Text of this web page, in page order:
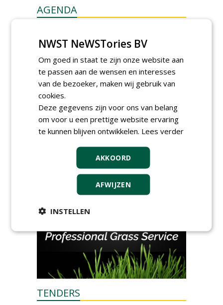
AGENDA
aanbesteden van duurzame
woensdag 23 september 2026
t/m dinsdag 29 september 2026
Nationale Grasdag strijkt
neer in MAC³PARK Stadion
woensdag 18 november 2026
Save the Date: Green Gala op
woensdag 2 december
TENDERS
NWST NeWSTories BV
Om goed in staat te zijn onze website aan
te passen aan de wensen en interesses
van de bezoeker, maken wij gebruik van
cookies.
Deze gegevens zijn voor ons van belang
om voor u een prettige website ervaring
te kunnen blijven ontwikkelen. Lees verder
AKKOORD
AFWIJZEN
INSTELLEN